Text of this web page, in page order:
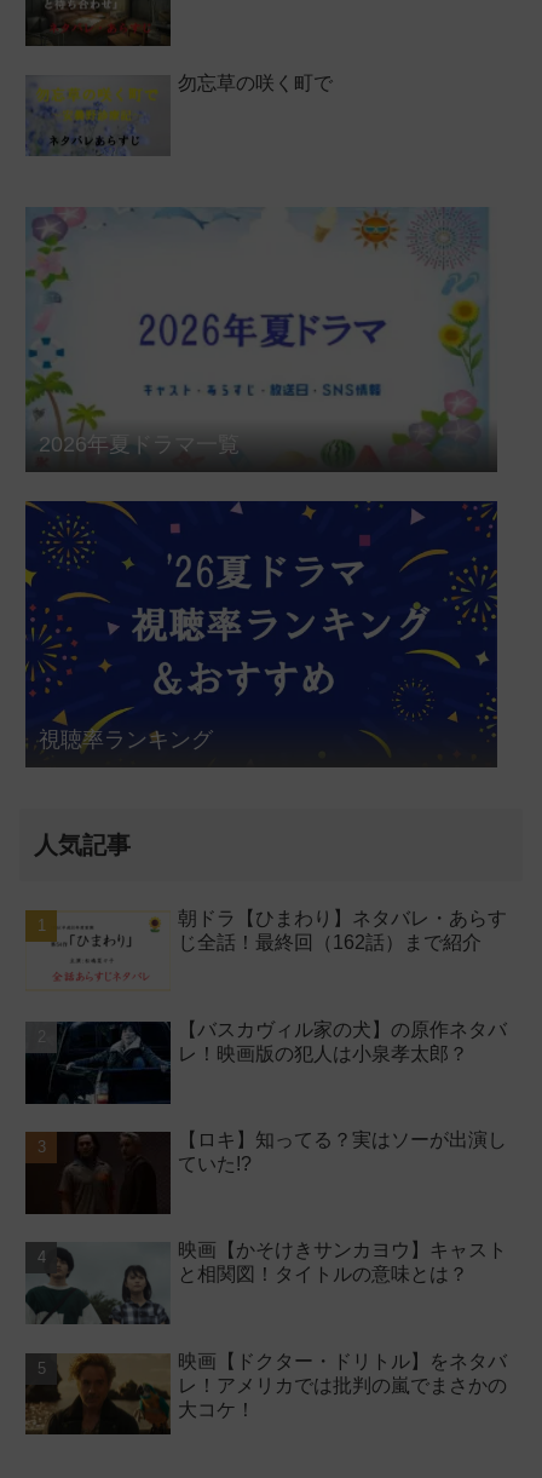
勿忘草の咲く町で
2026年夏ドラマ一覧
視聴率ランキング
人気記事
朝ドラ【ひまわり】ネタバレ・あらす
じ全話！最終回（162話）まで紹介
【バスカヴィル家の犬】の原作ネタバ
レ！映画版の犯人は小泉孝太郎？
【ロキ】知ってる？実はソーが出演し
ていた!?
映画【かそけきサンカヨウ】キャスト
と相関図！タイトルの意味とは？
映画【ドクター・ドリトル】をネタバ
レ！アメリカでは批判の嵐でまさかの
大コケ！